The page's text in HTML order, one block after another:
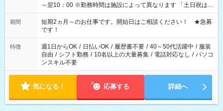
～翌10：00 ※勤務時間は施設によって異なります 「土日祝は休
みたい」 「しっかり稼ぎたい」 「もう少し遅い時間から始めた
い」など ご希望にあったお仕事をご案内いたします。 ※未経験
の方の場合は1～2ヶ月間は日中での仕事を経験いただき、 お
仕事に慣れてからの夜勤になります。 ★家庭の都合でお休みが
必要な場合も遠慮なくご相談ください。
期間
短期2ヵ月～のお仕事です。開始日はご相談ください！ ★急募
です！
特徴 週1日からOK / 日払いOK / 履歴書不要 / 40～50代活躍中 / 服装
自由 / シフト勤務 / 10名以上の大量募集 / 電話対応なし / パソコ
ンスキル不要
気になる！ 応募する 詳細へ